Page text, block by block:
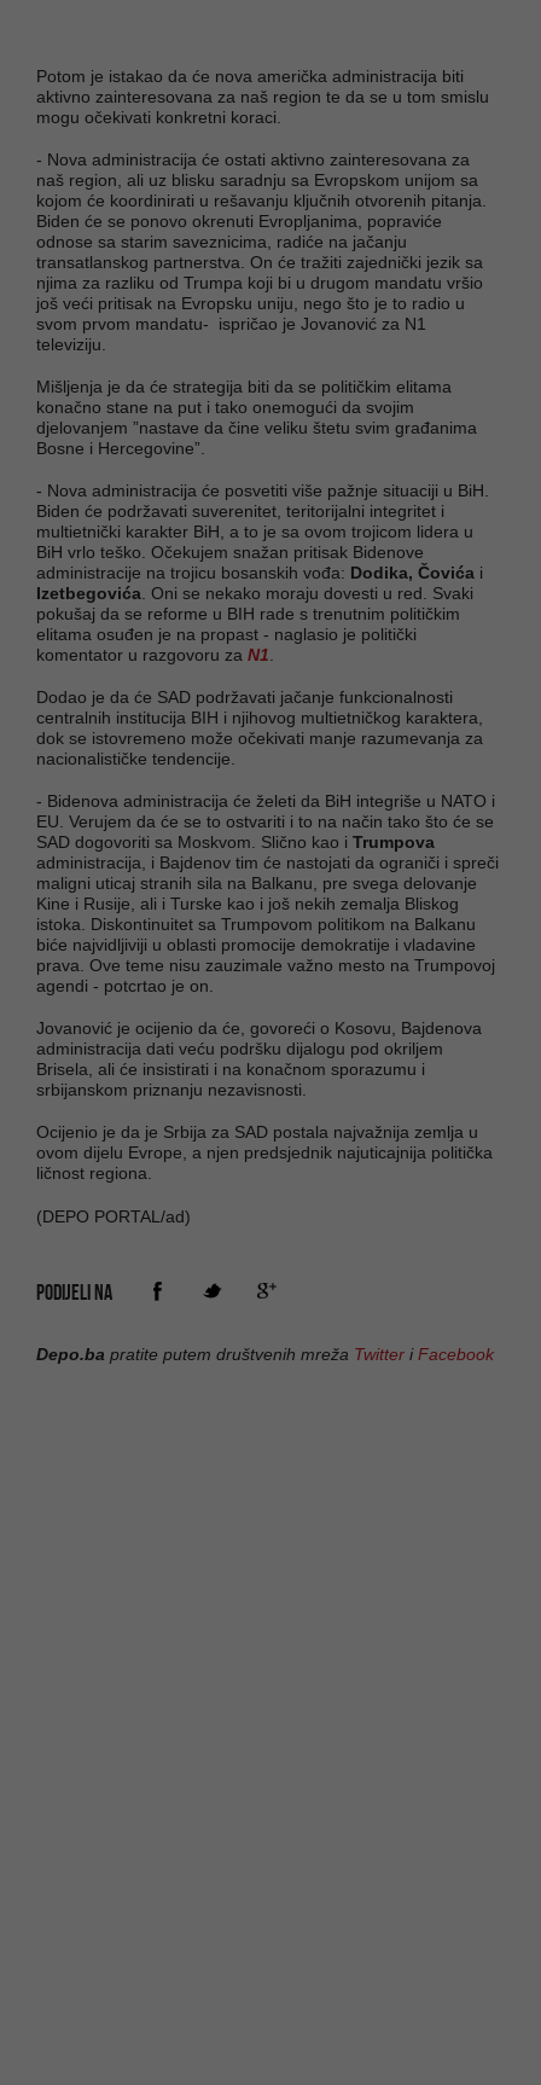
Potom je istakao da će nova američka administracija biti
aktivno zainteresovana za naš region te da se u tom smislu
mogu očekivati konkretni koraci.
- Nova administracija će ostati aktivno zainteresovana za
naš region, ali uz blisku saradnju sa Evropskom unijom sa
kojom će koordinirati u rešavanju ključnih otvorenih pitanja.
Biden će se ponovo okrenuti Evropljanima, popraviće
odnose sa starim saveznicima, radiće na jačanju
transatlanskog partnerstva. On će tražiti zajednički jezik sa
njima za razliku od Trumpa koji bi u drugom mandatu vršio
još veći pritisak na Evropsku uniju, nego što je to radio u
svom prvom mandatu- ispričao je Jovanović za N1
televiziju.
Mišljenja je da će strategija biti da se političkim elitama
konačno stane na put i tako onemogući da svojim
djelovanjem ”nastave da čine veliku štetu svim građanima
Bosne i Hercegovine”.
- Nova administracija će posvetiti više pažnje situaciji u BiH.
Biden će podržavati suverenitet, teritorijalni integritet i
multietnički karakter BiH, a to je sa ovom trojicom lidera u
BiH vrlo teško. Očekujem snažan pritisak Bidenove
administracije na trojicu bosanskih vođa: Dodika, Čovića i
Izetbegovića . Oni se nekako moraju dovesti u red. Svaki
pokušaj da se reforme u BIH rade s trenutnim političkim
elitama osuđen je na propast - naglasio je politički
komentator u razgovoru za N1
Dodao je da će SAD podržavati jačanje funkcionalnosti
centralnih institucija BIH i njihovog multietničkog karaktera,
dok se istovremeno može očekivati manje razumevanja za
nacionalističke tendencije.
- Bidenova administracija će želeti da BiH integriše u NATO i
EU. Verujem da će se to ostvariti i to na način tako što će se
SAD dogovoriti sa Moskvom. Slično kao i Trumpova
administracija, i Bajdenov tim će nastojati da ograniči i spreči
maligni uticaj stranih sila na Balkanu, pre svega delovanje
Kine i Rusije, ali i Turske kao i još nekih zemalja Bliskog
istoka. Diskontinuitet sa Trumpovom politikom na Balkanu
biće najvidljiviji u oblasti promocije demokratije i vladavine
prava. Ove teme nisu zauzimale važno mesto na Trumpovoj
agendi - potcrtao je on.
Jovanović je ocijenio da će, govoreći o Kosovu, Bajdenova
administracija dati veću podršku dijalogu pod okriljem
Brisela, ali će insistirati i na konačnom sporazumu i
srbijanskom priznanju nezavisnosti.
Ocijenio je da je Srbija za SAD postala najvažnija zemlja u
ovom dijelu Evrope, a njen predsjednik najuticajnija politička
ličnost regiona.
(DEPO PORTAL/ad)
PODIJELI NA
Depo.ba pratite putem društvenih mreža Twitter iFacebook